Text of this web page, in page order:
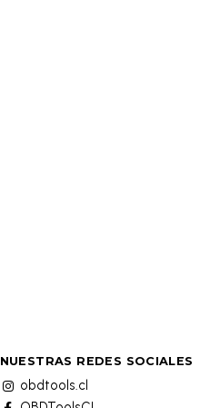
NUESTRAS REDES SOCIALES
obdtools.cl